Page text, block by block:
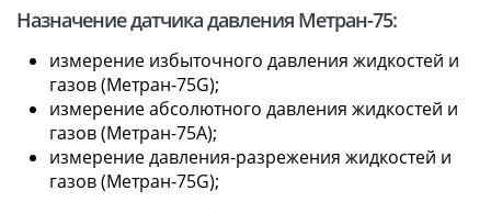
Назначение датчика давления Метран-75:
измерение избыточного давления жидкостей и
газов (Метран-75G);
измерение абсолютного давления жидкостей и
газов (Метран-75A);
измерение давления-разрежения жидкостей и
газов (Метран-75G);